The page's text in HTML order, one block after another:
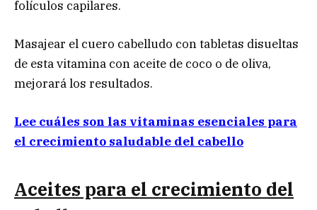
folículos capilares.
Masajear el cuero cabelludo con tabletas disueltas
de esta vitamina con aceite de coco o de oliva,
mejorará los resultados.
Lee cuáles son las vitaminas esenciales para
el crecimiento saludable del cabello
Aceites para el crecimiento del